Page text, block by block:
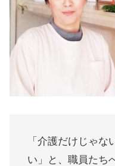
「介護だけじゃな
い」と、職員たち